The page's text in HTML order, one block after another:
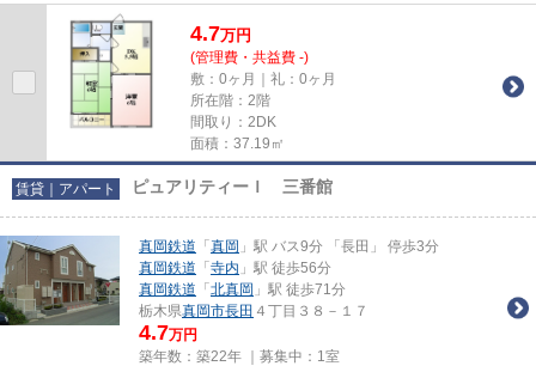
ポ。真岡鉄道真岡にある物件...
4.7万円
(管理費・共益費 -)
敷：0ヶ月｜礼：0ヶ月
所在階：2階
間取り：2DK
面積：37.19㎡
賃貸｜アパート ピュアリティーＩ 三番館
真岡鉄道 「 真岡 」駅 バス9分 「長田」 停歩3分
真岡鉄道 「 寺内 」駅 徒歩56分
真岡鉄道 「 北真岡 」駅 徒歩71分
栃木県真岡市長田 ４丁目３８－１７
4.7万円
築年数：築22年 ｜募集中： 1室